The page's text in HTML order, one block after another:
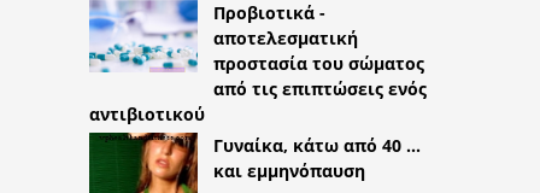
Προβιοτικά -
αποτελεσματική
προστασία του σώματος
από τις επιπτώσεις ενός
αντιβιοτικού
Γυναίκα, κάτω από 40 ...
και εμμηνόπαυση